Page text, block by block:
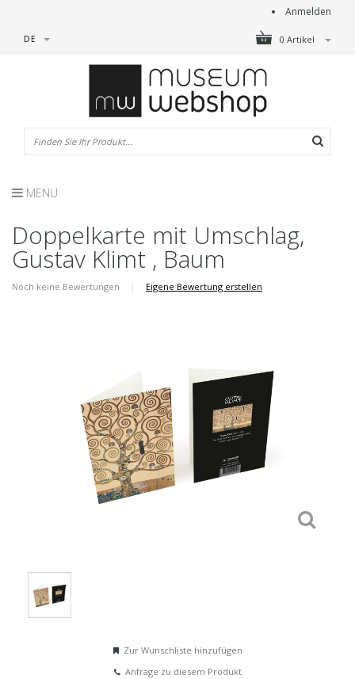
Anmelden
0 Artikel
DE
MENU
Doppelkarte mit Umschlag,
Gustav Klimt , Baum
Noch keine Bewertungen | Eigene Bewertung erstellen
Zur Wunschliste hinzufügen
Anfrage zu diesem Produkt